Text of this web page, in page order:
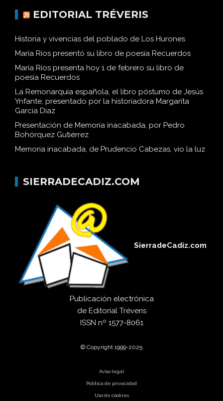
EDITORIAL TRÉVERIS
Historia y vivencias del poblado de Los Hurones
María Ríos presentó su libro de poesía Recuerdos
María Ríos presenta hoy 1 de febrero su libro de
poesía Recuerdos
La Remonarquía española, el libro póstumo de Jesús
Ynfante, presentado por la historiadora Margarita
García Díaz
Presentación de Memoria inacabada, por Pedro
Bohórquez Gutiérrez
Memoria inacabada, de Prudencio Cabezas, vio la luz
SIERRADECADIZ.COM
SierradeCadiz.com
Publicación electrónica
de Editorial Tréveris
ISSN nº 1577-8061
© Copyright 1999-2025
Aviso legal
Política de privacidad
Uso de cookies